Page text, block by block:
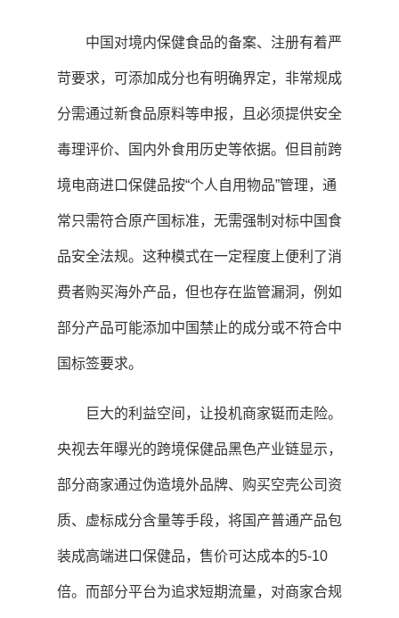
中国对境内保健食品的备案、注册有着严
苛要求，可添加成分也有明确界定，非常规成
分需通过新食品原料等申报，且必须提供安全
毒理评价、国内外食用历史等依据。但目前跨
境电商进口保健品按“个人自用物品”管理，通
常只需符合原产国标准，无需强制对标中国食
品安全法规。这种模式在一定程度上便利了消
费者购买海外产品，但也存在监管漏洞，例如
部分产品可能添加中国禁止的成分或不符合中
国标签要求。
巨大的利益空间，让投机商家铤而走险。
央视去年曝光的跨境保健品黑色产业链显示，
部分商家通过伪造境外品牌、购买空壳公司资
质、虚标成分含量等手段，将国产普通产品包
装成高端进口保健品，售价可达成本的5-10
倍。而部分平台为追求短期流量，对商家合规